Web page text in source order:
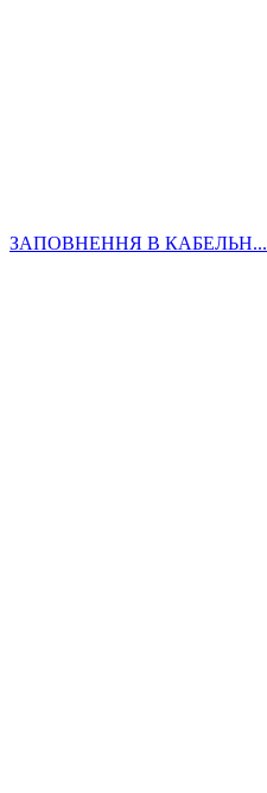
ЗАПОВНЕННЯ В КАБЕЛЬН...